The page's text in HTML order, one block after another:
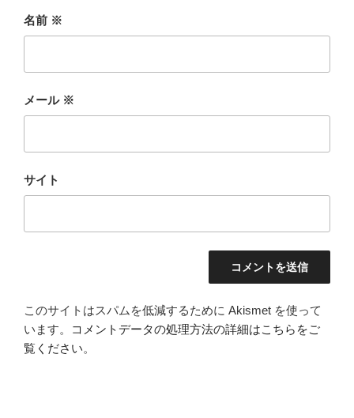
名前 ※
メール ※
サイト
このサイトはスパムを低減するために Akismet を使って
います。
コメントデータの処理方法の詳細はこちらをご
覧ください。